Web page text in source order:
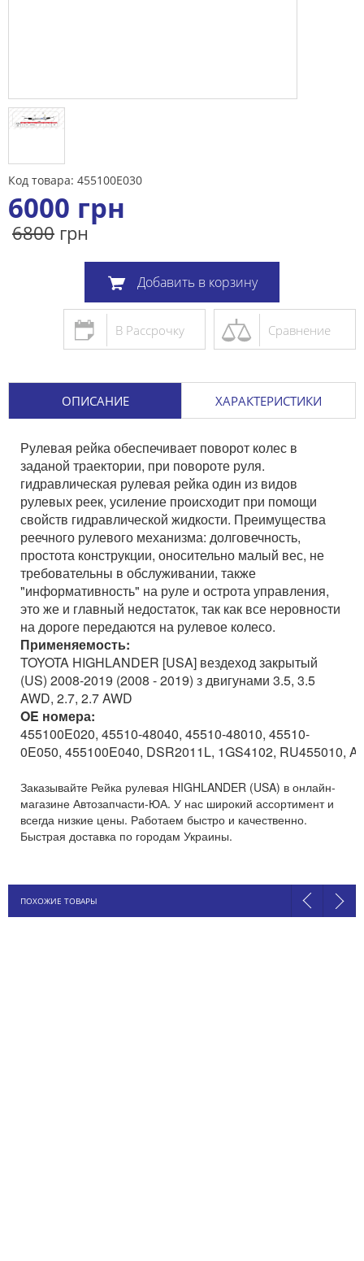
Код товара: 455100E030
6000 грн
6800 грн
Добавить в корзину
Сравнение
В Рассрочку
ОПИСАНИЕ ХАРАКТЕРИСТИКИ
Рулевая рейка обеспечивает поворот колес в
заданой траектории, при повороте руля.
гидравлическая рулевая рейка один из видов
рулевых реек, усиление происходит при помощи
свойств гидравлической жидкости. Преимущества
реечного рулевого механизма: долговечность,
простота конструкции, оносительно малый вес, не
требовательны в обслуживании, также
"информативность" на руле и острота управления,
это же и главный недостаток, так как все неровности
на дороге передаются на рулевое колесо.
Применяемость:
TOYOTA HIGHLANDER [USA] вездеход закрытый
(US) 2008-2019 (2008 - 2019) з двигунами 3.5, 3.5
AWD, 2.7, 2.7 AWD
OE номера:
455100E020, 45510-48040, 45510-48010, 45510-
0E050, 455100E040, DSR2011L, 1GS4102, RU455010,
Заказывайте Рейка рулевая HIGHLANDER (USA) в онлайн-
магазине Автозапчасти-ЮА. У нас широкий ассортимент и
всегда низкие цены. Работаем быстро и качественно.
Быстрая доставка по городам Украины.
ПОХОЖИЕ ТОВАРЫ